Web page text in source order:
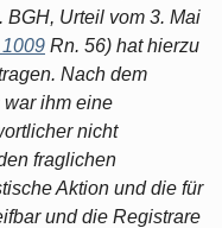
Urteil vom 3. Mai
Rn. 56) hat hierzu
Nach dem
ihm eine
nicht
fraglichen
Aktion und die für
und die Registrare